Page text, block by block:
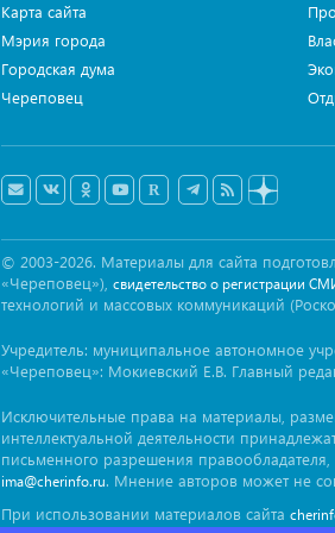
Карта сайта
Мэрия города
Городская дума
Череповец
© 2003-2026. Материалы для сайта
«Череповец»), свидетельство о регистрации
технологий и массовых коммуникаций
Учредитель: муниципальное автономное
«Череповец»: Мокиевский Е.В. Главный
Исключительные права на материалы,
интеллектуальной деятельности
письменного разрешения
ima@cherinfo.ru. Мнение авторов может не
При использовании материалов сайта